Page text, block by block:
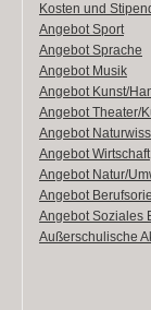
Kosten und
Angebot Sport
Angebot Sprache
Angebot Musik
Angebot Kunst/
Angebot Theater/
Angebot
Angebot Wirtschaft
Angebot Natur/
Angebot
Angebot Soziales
Außerschulische